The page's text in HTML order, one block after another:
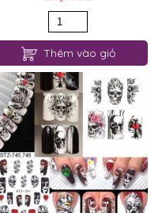
Thêm vào giỏ